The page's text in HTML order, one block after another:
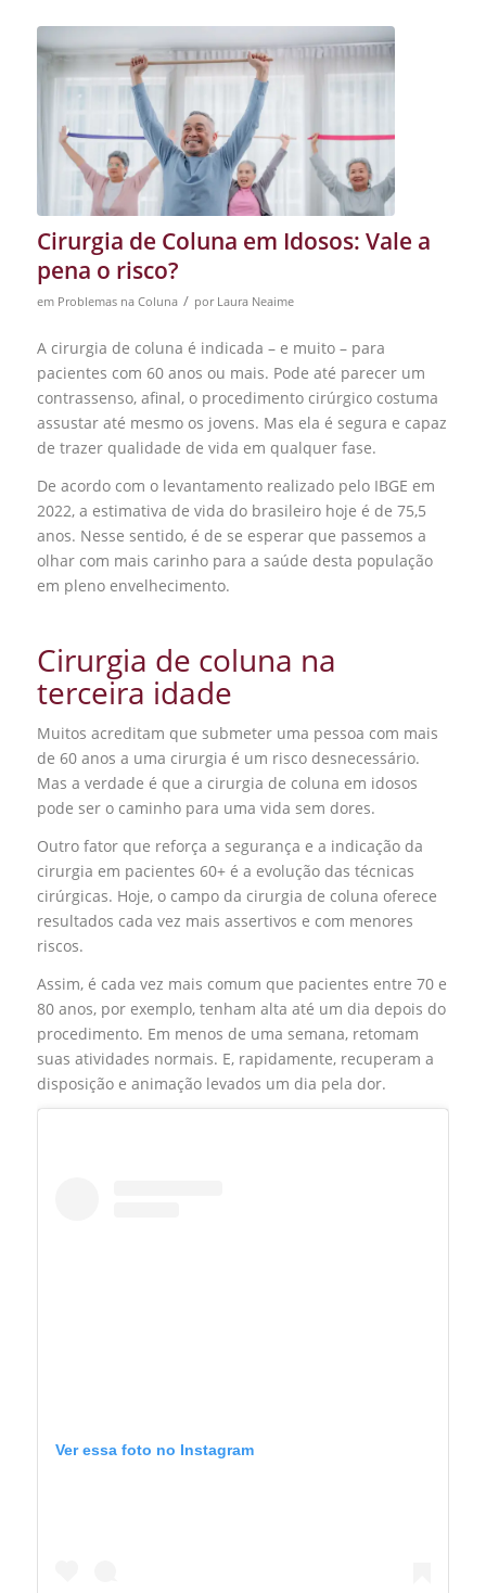
Cirurgia de Coluna em Idosos: Vale a
pena o risco?
em Problemas na Coluna / por Laura Neaime
A cirurgia de coluna é indicada – e muito – para
pacientes com 60 anos ou mais. Pode até parecer um
contrassenso, afinal, o procedimento cirúrgico costuma
assustar até mesmo os jovens. Mas ela é segura e capaz
de trazer qualidade de vida em qualquer fase.
De acordo com o levantamento realizado pelo IBGE em
2022, a estimativa de vida do brasileiro hoje é de 75,5
anos. Nesse sentido, é de se esperar que passemos a
olhar com mais carinho para a saúde desta população
em pleno envelhecimento.
Cirurgia de coluna na
terceira idade
Muitos acreditam que submeter uma pessoa com mais
de 60 anos a uma cirurgia é um risco desnecessário.
Mas a verdade é que a cirurgia de coluna em idosos
pode ser o caminho para uma vida sem dores.
Outro fator que reforça a segurança e a indicação da
cirurgia em pacientes 60+ é a evolução das técnicas
cirúrgicas. Hoje, o campo da cirurgia de coluna oferece
resultados cada vez mais assertivos e com menores
riscos.
Assim, é cada vez mais comum que pacientes entre 70 e
80 anos, por exemplo, tenham alta até um dia depois do
procedimento. Em menos de uma semana, retomam
suas atividades normais. E, rapidamente, recuperam a
disposição e animação levados um dia pela dor.
Ver essa foto no Instagram